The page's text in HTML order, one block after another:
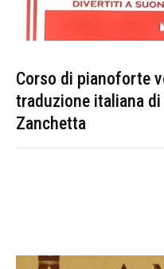
Corso di pianoforte
traduzione italiana di
Zanchetta